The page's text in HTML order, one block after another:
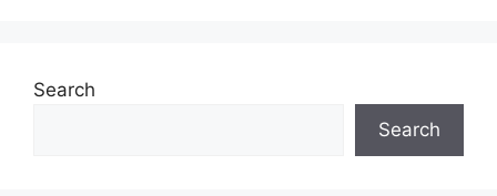
Search
Search